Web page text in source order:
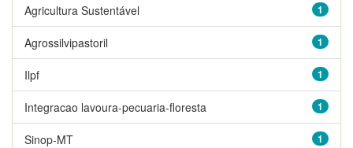
1
Agricultura Sustentável
1
Agrossilvipastoril
1
Ilpf
1
Integracao lavoura-pecuaria-floresta
1
Sinop-MT